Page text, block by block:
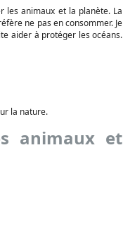
les animaux et la planète. La
ne pas en consommer. Je
aider à protéger les océans.
la nature.
animaux et